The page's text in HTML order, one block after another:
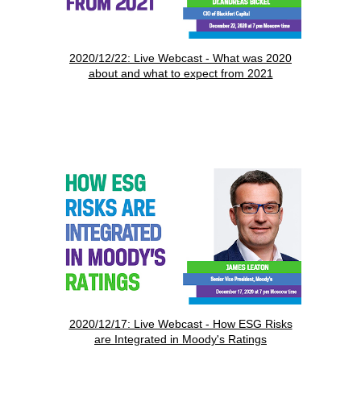
2020/12/22: Live Webcast - What was 2020
about and what to expect from 2021
2020/12/17: Live Webcast - How ESG Risks
are Integrated in Moody's Ratings